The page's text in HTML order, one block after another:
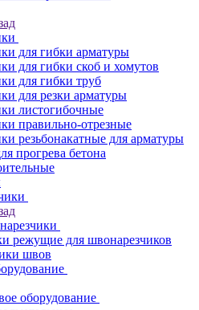
для гибки арматуры
для гибки скоб и хомутов
для гибки труб
для резки арматуры
листогибочные
правильно-отрезные
резьбонакатные для арматуры
прогрева бетона
режущие для швонарезчиков
швов
оборудование